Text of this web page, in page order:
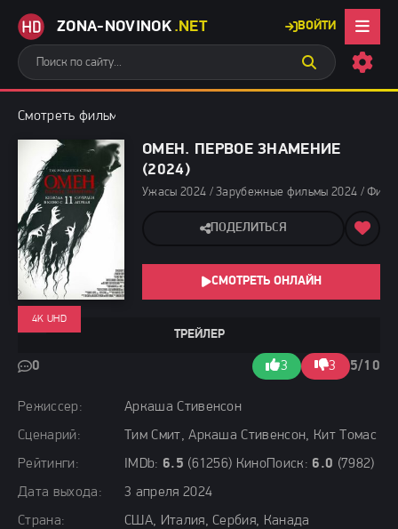
ZONA-NOVINOK .NET ВОЙТИ
Смотреть фильмы бесплатно
ОМЕН. ПЕРВОЕ ЗНАМЕНИЕ
(2024)
Ужасы 2024 / Зарубежные фильмы 2024 /
Режиссер:
Аркаша Стивенсон
Сценарий:
Тим Смит, Аркаша Стивенсон, Кит Томас
Рейтинги:
IMDb: 6.5 (61256) КиноПоиск: 6.0 (7982)
Дата выхода:
3 апреля 2024
Страна:
США, Италия, Сербия, Канада
ТРЕЙЛЕР
0 3 3 5/10
4K UHD
ПОДЕЛИТЬСЯ
СМОТРЕТЬ ОНЛАЙН